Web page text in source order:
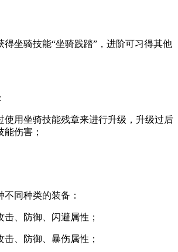
得坐骑技能“坐骑践踏”，进阶可习得其他
使用坐骑技能残章来进行升级，升级过后
伤害；
不同种类的装备：
、防御、闪避属性；
、防御、暴伤属性；